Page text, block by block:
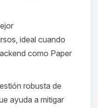
ideal cuando
como Paper
robusta de
ayuda a mitigar